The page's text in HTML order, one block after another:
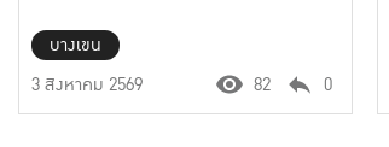
บางเขน
3 สิงหาคม 2569
82 0